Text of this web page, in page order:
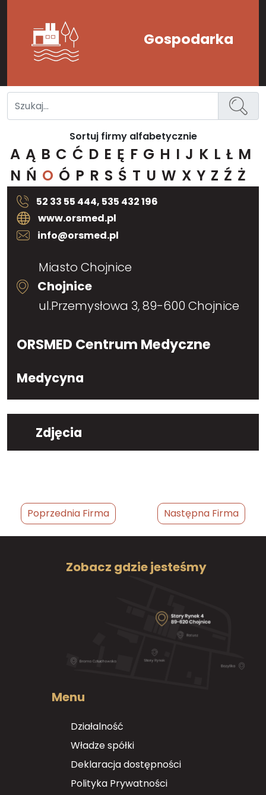
Gospodarka
Sortuj firmy alfabetycznie
A Ą B C Ć D E Ę F G H I J K L Ł M
N Ń O Ó P R S Ś T U W X Y Z Ź Ż
52 33 55 444, 535 432 196
www.orsmed.pl
info@orsmed.pl
Miasto Chojnice
Chojnice
ul.Przemysłowa 3, 89-600 Chojnice
ORSMED Centrum Medyczne
Medycyna
Zdjęcia
Poprzednia Firma Następna Firma
Zobacz gdzie jesteśmy
Menu
Działalność
Władze spółki
Deklaracja dostępności
Polityka Prywatności